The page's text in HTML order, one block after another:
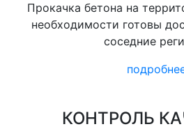
Прокачка бетона на
необходимости готовы
соседние
КОНТРОЛЬ